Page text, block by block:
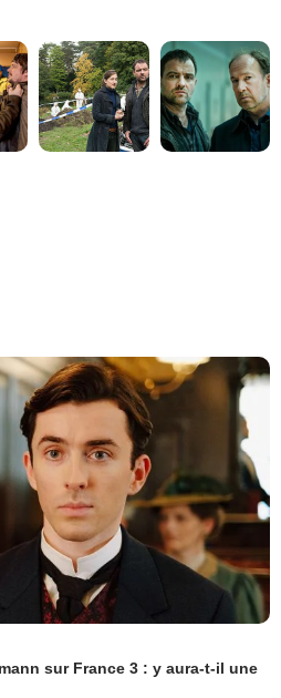
sur France 3 : y aura-t-il une